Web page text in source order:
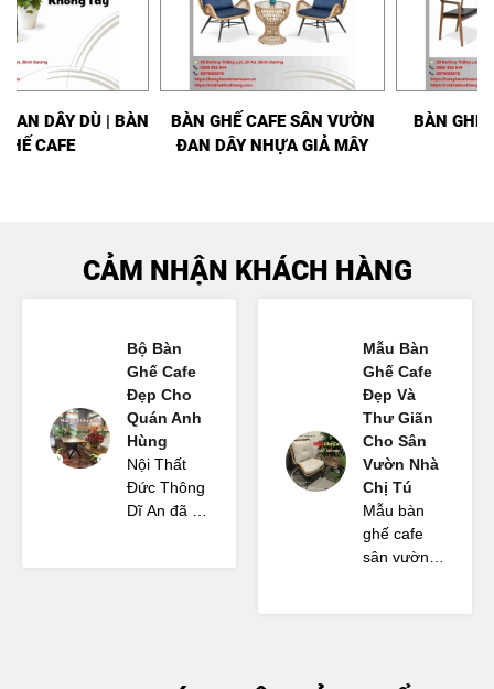
GHẾ CAFE ĐAN DÂY DÙ | BÀN
GHẾ CAFE
BÀN GHẾ CAFE SÂN VƯỜN
ĐAN DÂY NHỰA GIẢ MÂY
CẢM NHẬN KHÁCH HÀNG
Bộ Bàn
Ghế Cafe
Đẹp Cho
Quán Anh
Hùng
Nội Thất
Đức Thông
Dĩ An đã tư
Mẫu Bàn
Ghế Cafe
Đẹp Và
Thư Giãn
Cho Sân
Vườn Nhà
Chị Tú
Mẫu bàn
ghế cafe
sân vườn